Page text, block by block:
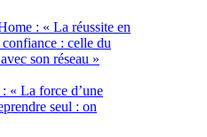
: « La réussite en
: celle du
son réseau »
« La force d’une
seul : on